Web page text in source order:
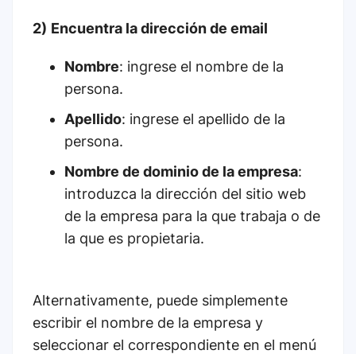
2) Encuentra la dirección de email
Nombre: ingrese el nombre de la
persona.
Apellido: ingrese el apellido de la
persona.
Nombre de dominio de la empresa:
introduzca la dirección del sitio web
de la empresa para la que trabaja o de
la que es propietaria.
Alternativamente, puede simplemente
escribir el nombre de la empresa y
seleccionar el correspondiente en el menú